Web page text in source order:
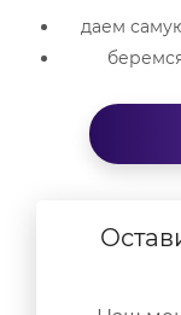
даем
поможем
Договоритесь
позвонив
компании.